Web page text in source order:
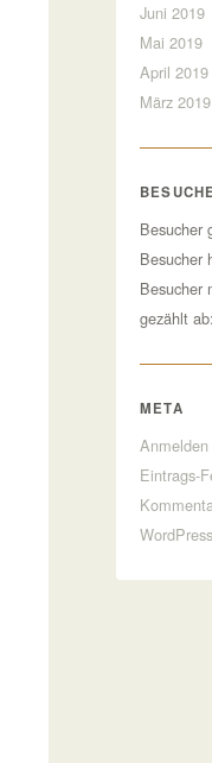
Juni 2019
Mai 2019
April 2019
März 2019
Besucher
Besucher
Besucher
gezählt ab:
META
Anmelden
Eintrags-